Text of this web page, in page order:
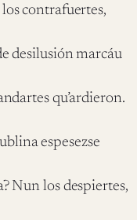
contrafuertes,
desilusión marcáu
qu’ardieron.
espesezse
Nun los despiertes,